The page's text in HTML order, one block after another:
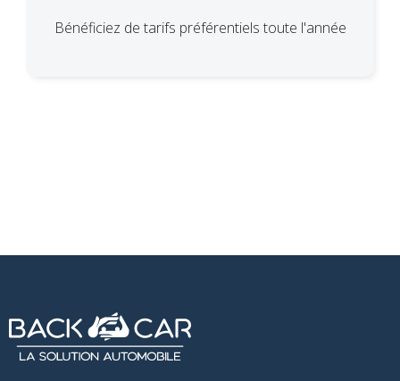
Bénéficiez de tarifs préférentiels toute l'année